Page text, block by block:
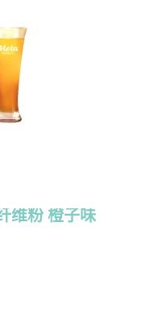
维粉 橙子味